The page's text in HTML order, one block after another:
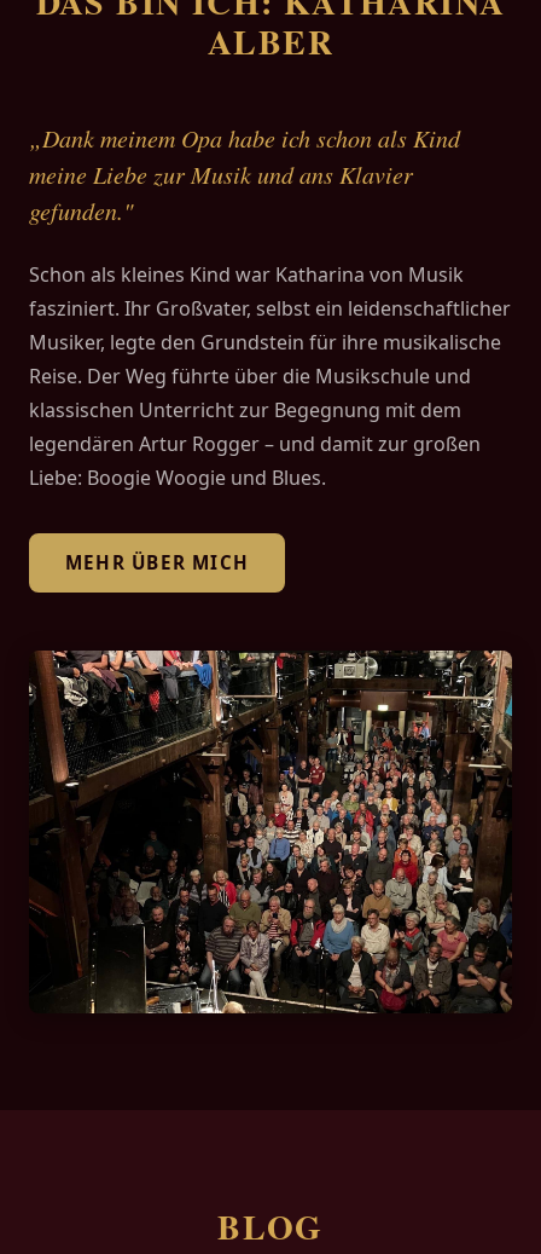
ALBER
„Dank meinem Opa habe ich schon als Kind
meine Liebe zur Musik und ans Klavier
gefunden."
Schon als kleines Kind war Katharina von Musik
fasziniert. Ihr Großvater, selbst ein leidenschaftlicher
Musiker, legte den Grundstein für ihre musikalische
Reise. Der Weg führte über die Musikschule und
klassischen Unterricht zur Begegnung mit dem
legendären Artur Rogger – und damit zur großen
Liebe: Boogie Woogie und Blues.
MEHR ÜBER MICH
BLOG